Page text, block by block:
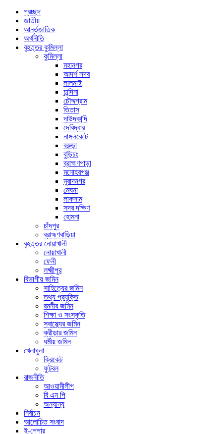
প্রচ্ছদ
জাতীয়
আর্ন্তজাতিক
অর্থনীতি
বৃহত্তর কুমিল্লা
কুমিল্লা
মহানগর
আদর্শ সদর
লালমাই
চান্দিনা
চৌদ্দগ্রাম
তিতাস
দাউদকান্দি
দেবিদ্বার
নাঙ্গলকোট
বরুড়া
বুড়িচং
ব্রাহ্মণপাড়া
মনোহরগঞ্জ
মুরাদনগর
মেঘনা
লাকসাম
সদর দক্ষিণ
হোমনা
চাঁদপুর
ব্রাহ্মণবাড়িয়া
বৃহত্তর নোয়াখালী
নোয়াখালী
ফেনী
লক্ষ্মীপুর
বিভাগীয় জমিন
সাহিত্যের জমিন
তথ্য প্রযুক্তি
রমনীর জমিন
শিক্ষা ও সংস্কৃতি
স্বাস্থ্যের জমিন
ক্রীড়ার জমিন
ধর্মীয় জমিন
খেলাধুলা
ক্রিকেট
ফুটবল
রাজনীতি
আওয়ামীলীগ
বি এন পি
অন্যান্য
নির্বাচন
আলোচিত সংবাদ
ই-পেপার